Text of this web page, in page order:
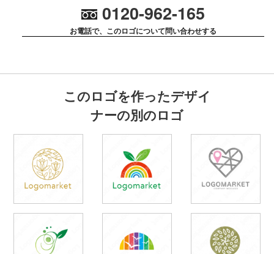
0120-962-165
お電話で、このロゴについて問い合わせする
このロゴを作ったデザイ
ナーの別のロゴ